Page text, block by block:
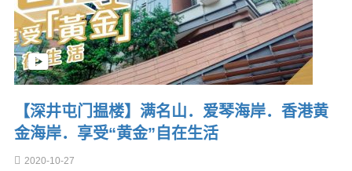
【深井屯门揾楼】满名山．爱琴海岸．香港黄
金海岸．享受“黄金”自在生活
2020-10-27